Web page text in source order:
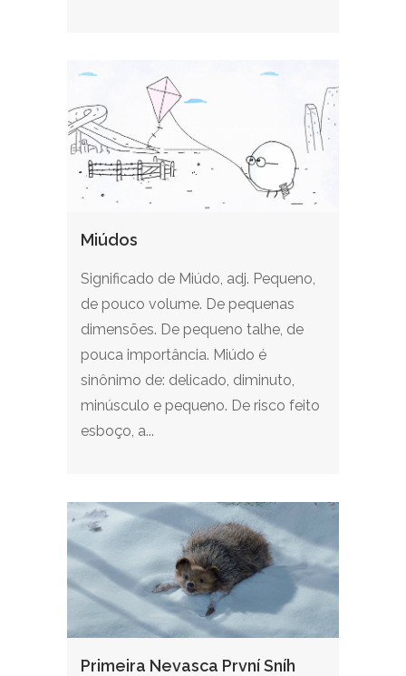
Miúdos
Significado de Miúdo, adj. Pequeno,
de pouco volume. De pequenas
dimensões. De pequeno talhe, de
pouca importância. Miúdo é
sinônimo de: delicado, diminuto,
minúsculo e pequeno. De risco feito
esboço, a...
Primeira Nevasca První Sníh